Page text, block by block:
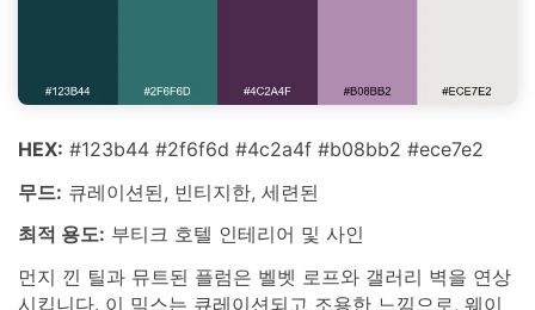
HEX: #123b44 #2f6f6d #4c2a4f #b08bb2 #ece7e2
무드: 큐레이션된, 빈티지한, 세련된
최적 용도: 부티크 호텔 인테리어 및 사인
먼지 낀 틸과 뮤트된 플럼은 벨벳 로프와 갤러리 벽을 연상
시킵니다. 이 믹스는 큐레이션되고 조용한 느낌으로, 웨이